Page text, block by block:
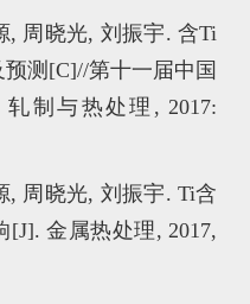
, 周晓光, 刘振宇. 含Ti
测[C]//第十一届中国
制与热处理, 2017:
, 周晓光, 刘振宇. Ti含
金属热处理, 2017,